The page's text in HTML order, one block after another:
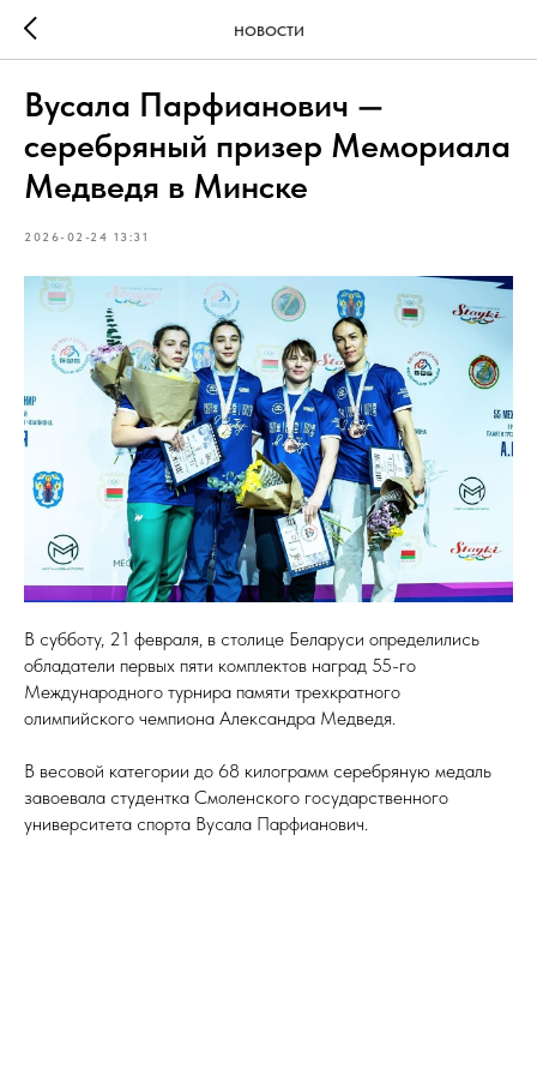
НОВОСТИ
Вусала Парфианович —
серебряный призер Мемориала
Медведя в Минске
2026-02-24 13:31
В субботу, 21 февраля, в столице Беларуси определились
обладатели первых пяти комплектов наград 55-го
Международного турнира памяти трехкратного
олимпийского чемпиона Александра Медведя.
В весовой категории до 68 килограмм серебряную медаль
завоевала студентка Смоленского государственного
университета спорта Вусала Парфианович.